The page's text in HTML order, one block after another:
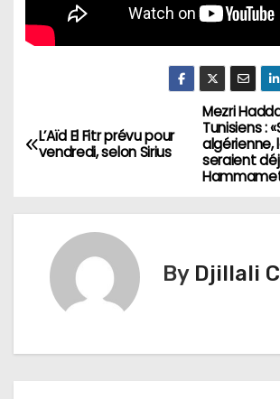
N
a
t
Mezri
Tunisiens :
algérienne,
seraient
L’Aïd El Fitr prévu pour
vendredi, selon Sirius
By Djillali